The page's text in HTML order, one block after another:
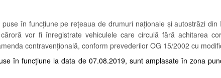
în funcțiune pe rețeaua de drumuri naționale și autostrăzi
vor fi înregistrate vehiculele care circulă fără achitarea
contravențională, conform prevederilor OG 15/2002 cu
în funcțiune la data de 07.08.2019, sunt amplasate în zona